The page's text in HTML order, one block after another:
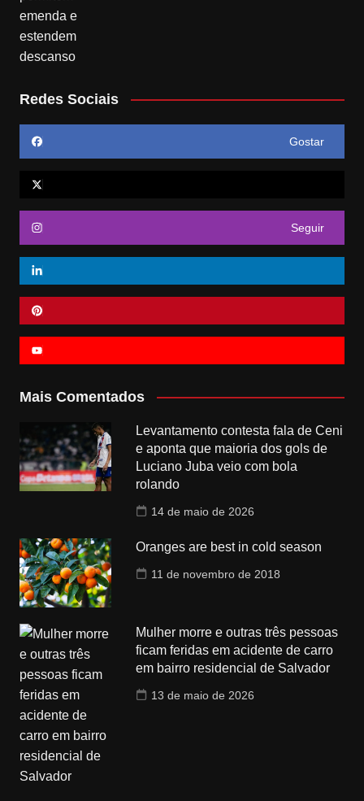
Redes Sociais
Gostar
Seguir
Mais Comentados
Levantamento contesta fala de Ceni
e aponta que maioria dos gols de
Luciano Juba veio com bola
rolando
14 de maio de 2026
Oranges are best in cold season
11 de novembro de 2018
Mulher morre e outras três pessoas
ficam feridas em acidente de carro
em bairro residencial de Salvador
13 de maio de 2026